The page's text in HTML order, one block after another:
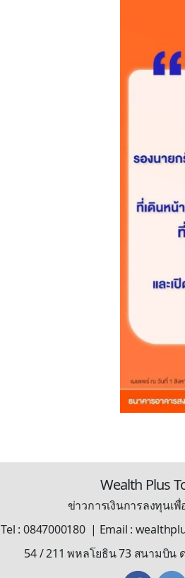
Wealth Plus
ข่าวการเงินการลงทุนเ
Tel : 0847000180 | Email :
54 / 211 พหลโยธิน 73 สนามบิน